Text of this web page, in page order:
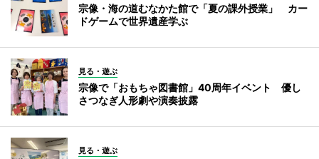
宗像・海の道むなかた館で「夏の課外授業」 カー
ドゲームで世界遺産学ぶ
見る・遊ぶ
宗像で「おもちゃ図書館」40周年イベント 優し
さつなぎ人形劇や演奏披露
見る・遊ぶ